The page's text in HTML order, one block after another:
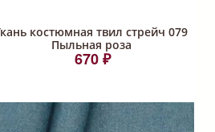
костюмная твил стрейч 079
Пыльная роза
670 ₽